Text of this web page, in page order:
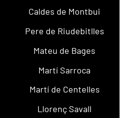
Caldes de Montbui
Pere de Riudebitlles
Mateu de Bages
Martí Sarroca
Martí de Centelles
Llorenç Savall